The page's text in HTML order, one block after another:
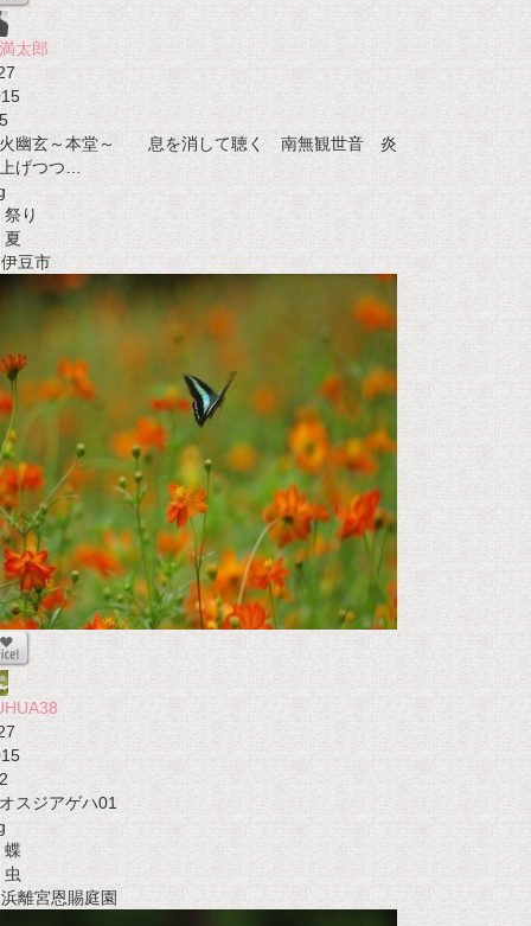
太郎
5
幽玄～本堂～ 息を消して聴く 南無観世音 炎
げつつ…
祭り
夏
豆市
2
スジアゲハ01
蝶
虫
離宮恩賜庭園